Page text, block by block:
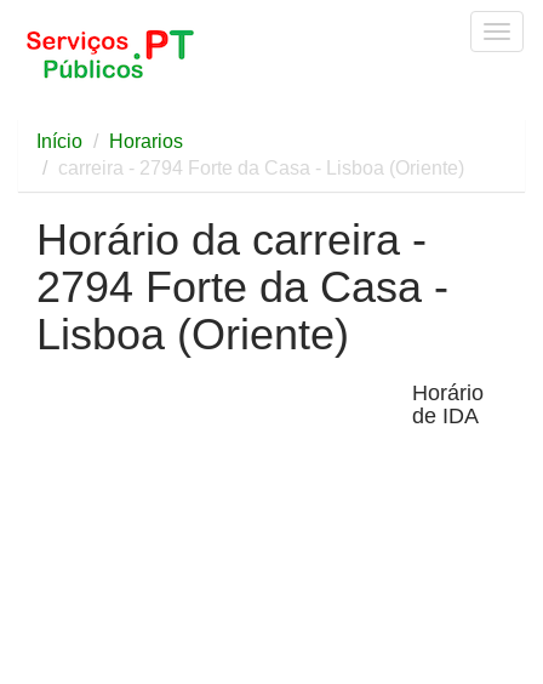
Início
Horarios
carreira - 2794 Forte da Casa - Lisboa (Oriente)
Horário da carreira -
2794 Forte da Casa -
Lisboa (Oriente)
Horário
de IDA